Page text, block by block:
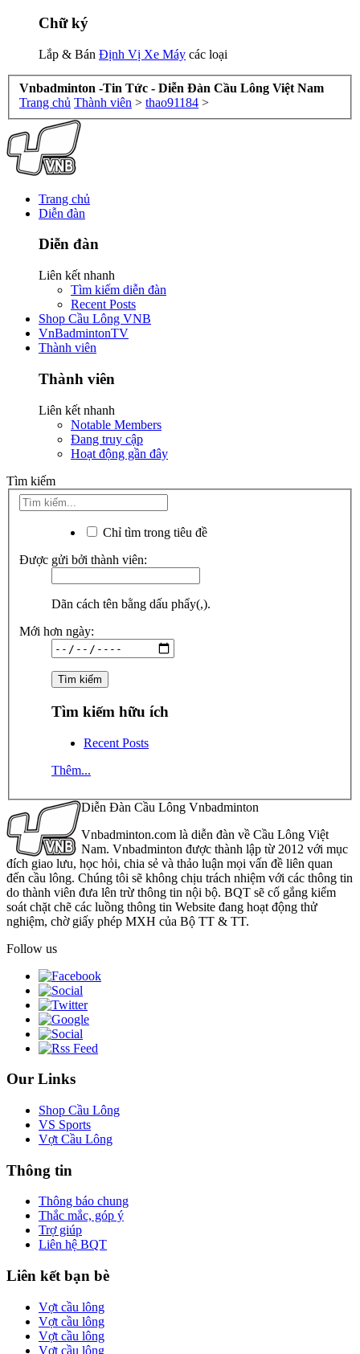
Chữ ký
Lắp & Bán Định Vị Xe Máy các loại
Vnbadminton -Tin Tức - Diễn Đàn Cầu Lông Việt Nam
Trang chủ Thành viên > thao91184 >
Trang chủ
Diễn đàn
Diễn đàn
Liên kết nhanh
Tìm kiếm diễn đàn
Recent Posts
Shop Cầu Lông VNB
VnBadmintonTV
Thành viên
Thành viên
Liên kết nhanh
Notable Members
Đang truy cập
Hoạt động gần đây
Tìm kiếm
Chỉ tìm trong tiêu đề
Được gửi bởi thành viên:
Dãn cách tên bằng dấu phẩy(,).
Mới hơn ngày:
Tìm kiếm hữu ích
Recent Posts
Thêm...
Diễn Đàn Cầu Lông Vnbadminton
Vnbadminton.com là diễn đàn về Cầu Lông Việt
Nam. Vnbadminton được thành lập từ 2012 với mục
đích giao lưu, học hỏi, chia sẻ và thảo luận mọi vấn đề liên quan
đến cầu lông. Chúng tôi sẽ không chịu trách nhiệm với các thông tin
do thành viên đưa lên trừ thông tin nội bộ. BQT sẽ cố gắng kiểm
soát chặt chẽ các luồng thông tin Website đang hoạt động thử
nghiệm, chờ giấy phép MXH của Bộ TT & TT.
Follow us
Our Links
Shop Cầu Lông
VS Sports
Vợt Cầu Lông
Thông tin
Thông báo chung
Thắc mắc, góp ý
Trợ giúp
Liên hệ BQT
Liên kết bạn bè
Vợt cầu lông
Vợt cầu lông
Vợt cầu lông
Vợt cầu lông